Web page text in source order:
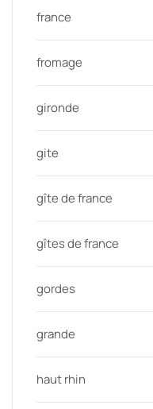
france
fromage
gironde
gite
gîte de france
gîtes de france
gordes
grande
haut rhin